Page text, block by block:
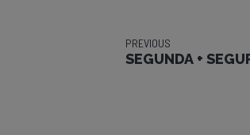
PREVIOUS
SEGUNDA +